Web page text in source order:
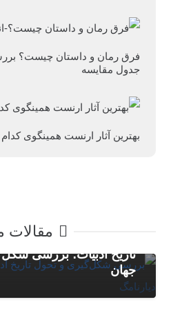
فرق رمان و داستان چیست؟
جدول مقایسه
بهترین آثار ارنست همینگوی
مقالات
تاریخ ادبیات؛ بررسی
جهان
مقالات